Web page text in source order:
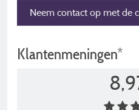
Neem contact op met de
Klantenmeningen*